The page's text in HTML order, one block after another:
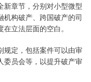
新章节，分别对小型微型
构破产、跨国破产的司
立法层面的空白。
规定，包括案件可以由审
委员会等，以提升破产审